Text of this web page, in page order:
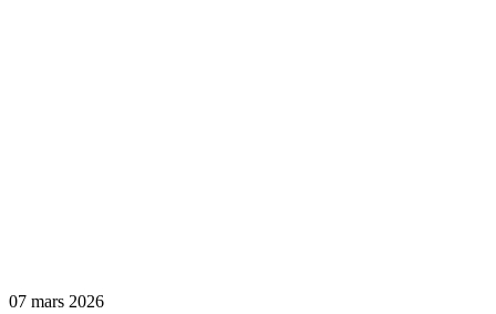
07 mars 2026